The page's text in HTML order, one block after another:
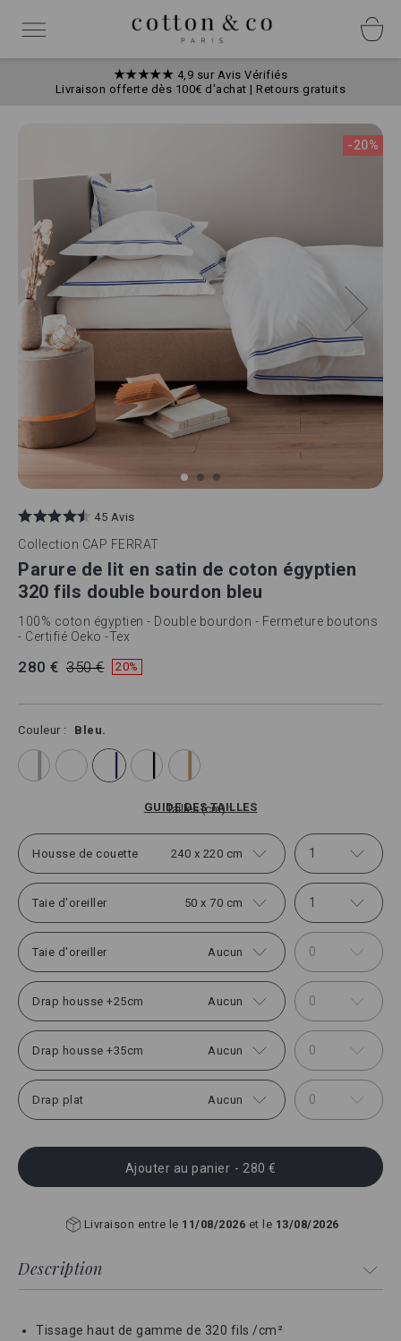
contenu
Basculer
★★★★★ 4,9 sur Avis Vérifiés
Livraison offerte dès 100€ d'achat | Retours gratuits
45 Avis
Collection CAP FERRAT
Parure de lit en satin de coton égyptien
320 fils double bourdon bleu
100% coton égyptien - Double bourdon - Fermeture boutons
- Certifié Oeko -Tex
280 € 350 € 20%
Couleur Bleu.
Tailles (cm)
GUIDE DES TAILLES
Housse de couette 240 x 220 cm 1
Taie d'oreiller 50 x 70 cm 1
Taie d'oreiller Aucun 0
Drap housse +25cm Aucun 0
Drap housse +35cm Aucun 0
Drap plat Aucun 0
Ajouter au panier - 280 €
Livraison entre le 11/08/2026 et le 13/08/2026
Description
Tissage haut de gamme de 320 fils /cm²
images
gallery
-20%
to
the
beginning
the
images
gallery